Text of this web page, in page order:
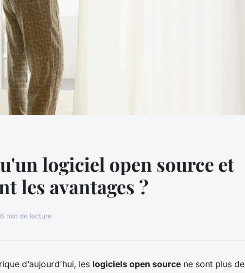
logiciel open source et
les avantages ?
6 min de lecture
d’aujourd’hui, les logiciels open source ne sont plus de